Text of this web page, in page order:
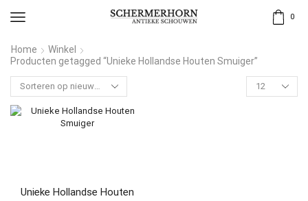
0
Home
Winkel
Producten getagged “Unieke Hollandse Houten Smuiger”
Unieke Hollandse Houten